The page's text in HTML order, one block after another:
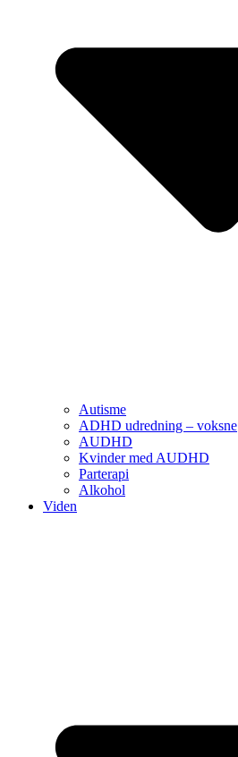
Autisme
ADHD udredning – voksne
AUDHD
Kvinder med AUDHD
Parterapi
Alkohol
Viden